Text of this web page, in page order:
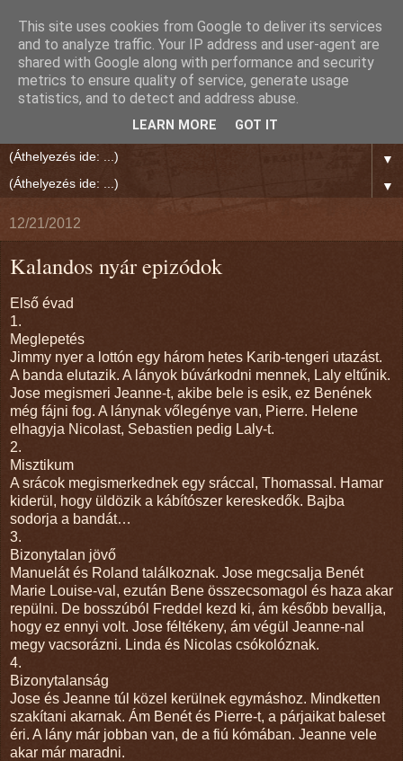
Rien Reed Világa
"Jó írás olvasása közben megáll körülötted a világ." Polgár
▼
▼
12/21/2012
Kalandos nyár epizódok
Első évad
1.
Meglepetés
Jimmy nyer a lottón egy három hetes Karib-tengeri utazást.
A banda elutazik. A lányok búvárkodni mennek, Laly eltűnik.
Jose megismeri Jeanne-t, akibe bele is esik, ez Benének
még fájni fog. A lánynak vőlegénye van, Pierre. Helene
elhagyja Nicolast, Sebastien pedig Laly-t.
2.
Misztikum
A srácok megismerkednek egy sráccal, Thomassal. Hamar
kiderül, hogy üldözik a kábítószer kereskedők. Bajba
sodorja a bandát…
3.
Bizonytalan jövő
Manuelát és Roland találkoznak. Jose megcsalja Benét
Marie Louise-val, ezután Bene összecsomagol és haza akar
repülni. De bosszúból Freddel kezd ki, ám később bevallja,
hogy ez ennyi volt. Jose féltékeny, ám végül Jeanne-nal
megy vacsorázni. Linda és Nicolas csókolóznak.
4.
Bizonytalanság
Jose és Jeanne túl közel kerülnek egymáshoz. Mindketten
szakítani akarnak. Ám Benét és Pierre-t, a párjaikat baleset
éri. A lány már jobban van, de a fiú kómában. Jeanne vele
akar már maradni.
This site uses cookies from Google to deliver its services
and to analyze traffic. Your IP address and user-agent are
shared with Google along with performance and security
metrics to ensure quality of service, generate usage
statistics, and to detect and address abuse.
LEARN MORE GOT IT